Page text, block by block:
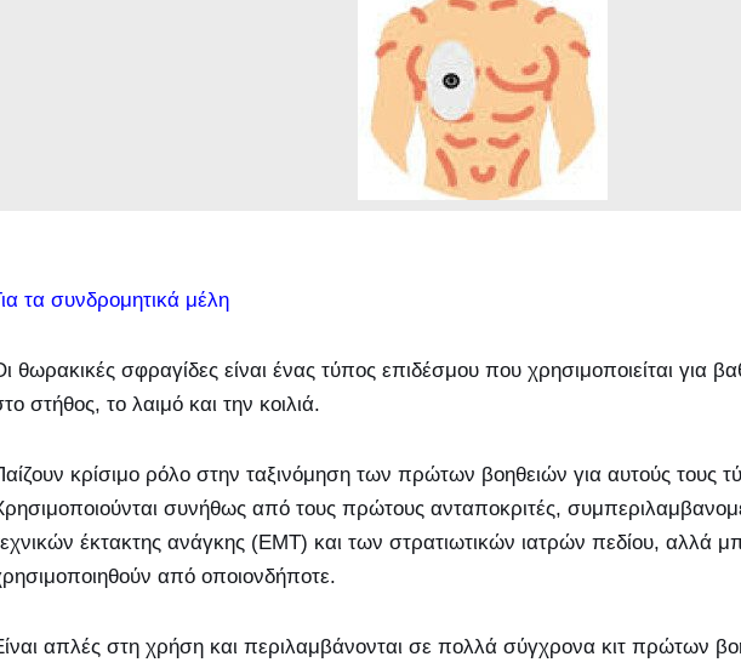
τα συνδρομητικά μέλη
θωρακικές σφραγίδες είναι ένας τύπος επιδέσμου που χρησιμοποιείται για
στήθος, το λαιμό και την κοιλιά.
κρίσιμο ρόλο στην ταξινόμηση των πρώτων βοηθειών για αυτούς τους
συνήθως από τους πρώτους ανταποκριτές,
έκτακτης ανάγκης (EMT) και των στρατιωτικών ιατρών πεδίου, αλλά
από οποιονδήποτε.
απλές στη χρήση και περιλαμβάνονται σε πολλά σύγχρονα κιτ πρώτων